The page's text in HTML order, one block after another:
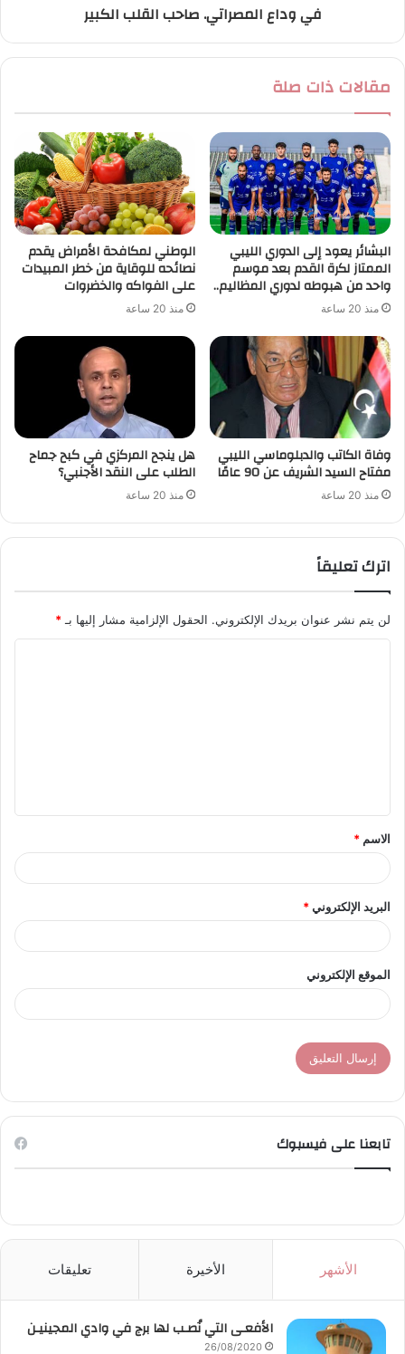
في وداع المصراتي. صاحب القلب الكبير
مقالات ذات صلة
البشائر يعود إلى الدوري الليبي
الممتاز لكرة القدم بعد موسم
واحد من هبوطه لدوري المظاليم..
منذ 20 ساعة
الوطني لمكافحة الأمراض يقدم
نصائحه للوقاية من خطر المبيدات
على الفواكه والخضروات
منذ 20 ساعة
وفاة الكاتب والدبلوماسي الليبي
مفتاح السيد الشريف عن 90 عامًا
منذ 20 ساعة
هل ينجح المركزي في كبح جماح
الطلب على النقد الأجنبي؟
منذ 20 ساعة
اترك تعليقاً
لن يتم نشر عنوان بريدك الإلكتروني. الحقول الإلزامية مشار إليها بـ *
ق
*
الاسم *
البريد الإلكتروني*
الموقع الإلكتروني
تابعنا على فيسبوك
الأشهر الأخيرة تعليقات
الأفعـى التي نُصـب لها برج في وادي المجينيـن
26/08/2020